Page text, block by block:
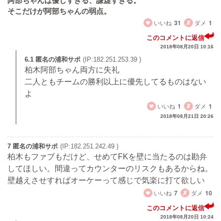
そこだけが阿部ちゃんの弱点。
いいね 31 ダメ 1
このコメントに返信
2018年08月20日 10:16
6.1 匿名の浦和サポ (IP:182.251.253.39 )
柏木阿部ちゃん両方に失礼
二人ともチームの勝利以上に優先してるものはない
よ
いいね 1 ダメ 1
2018年08月21日 20:26
7 匿名の浦和サポ (IP:182.251.242.49 )
柏木もファブもだけど、せめてFKを壁に当たるのは勘弁
してほしい。間違ってカウンターのリスクもあるからね。
壁越えさせすればオーケーって感じで気楽に打て欲しい
いいね 7 ダメ 10
このコメントに返信
2018年08月20日 10:24